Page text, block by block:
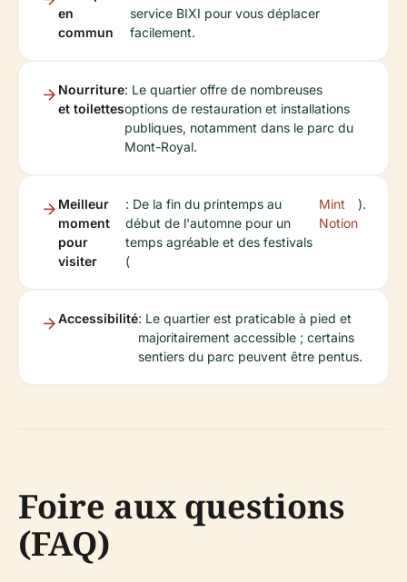
en
commun
service BIXI pour vous déplacer
facilement.
Nourriture
et toilettes
: Le quartier offre de nombreuses
options de restauration et installations
publiques, notamment dans le parc du
Mont-Royal.
Meilleur
moment
pour
visiter
: De la fin du printemps au
début de l'automne pour un
temps agréable et des festivals
(
Mint
Notion
).
Accessibilité: Le quartier est praticable à pied et
majoritairement accessible ; certains
sentiers du parc peuvent être pentus.
Foire aux questions
(FAQ)